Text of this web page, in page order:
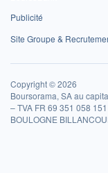
Publicité
Site Groupe &
Copyright © 2026
Boursorama, SA au
– TVA FR 69 351 058
BOULOGNE